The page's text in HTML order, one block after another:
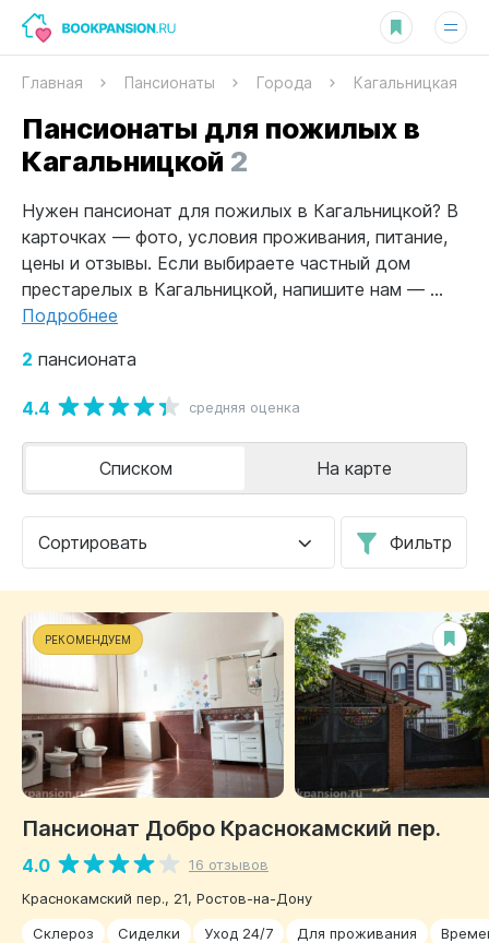
Главная Пансионаты Города Кагальницкая
Пансионаты для пожилых в
Кагальницкой 2
Нужен пансионат для пожилых в Кагальницкой? В
карточках — фото, условия проживания, питание,
цены и отзывы. Если выбираете частный дом
престарелых в Кагальницкой, напишите нам — ...
Подробнее
2 пансионата
4.4 средняя оценка
Сортировать Фильтр
Списком На карте
РЕКОМЕНДУЕМ
Пансионат Добро Краснокамский пер.
4.0
16 отзывов
Краснокамский пер., 21, Ростов-на-Дону
Склероз
Сиделки Уход 24/7 Для проживания